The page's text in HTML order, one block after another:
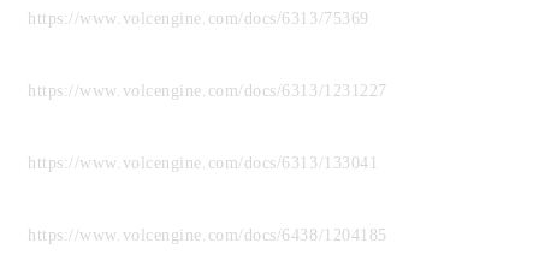
https://www.volcengine.com/docs/6313/75369
https://www.volcengine.com/docs/6313/1231227
https://www.volcengine.com/docs/6313/133041
https://www.volcengine.com/docs/6438/1204185